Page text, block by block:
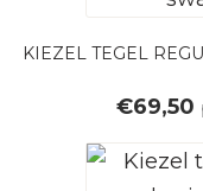
KIEZEL TEGEL
€69,50